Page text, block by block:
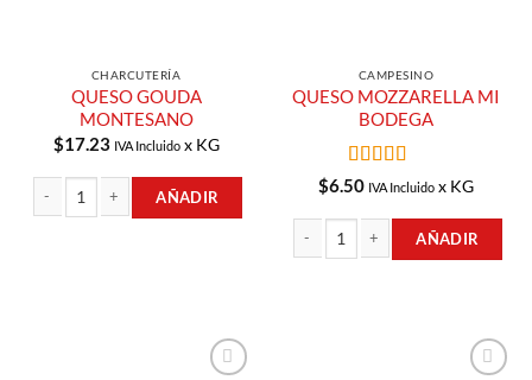
CHARCUTERÍA
QUESO GOUDA
MONTESANO
$17.23 IVA Incluidox KG
AÑADIR
CAMPESINO
QUESO MOZZARELLA MI
BODEGA
Valorado
$6.50 IVA Incluido x KG
AÑADIR